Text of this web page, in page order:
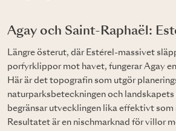
Agay och Saint-Raphaël:
Längre österut, där Estérel-massivet
porfyrklippor mot havet, fungerar Agay
Här är det topografin som utgör
naturparksbeteckningen och
begränsar utvecklingen lika effektivt som
Resultatet är en nischmarknad för villor